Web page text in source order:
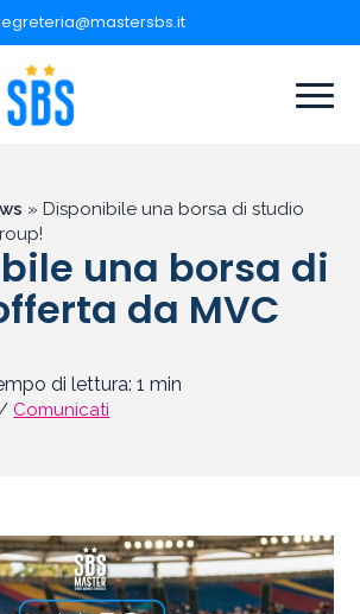
» Disponibile una borsa di studio
una borsa di
da MVC
di lettura:1 min
Comunicati